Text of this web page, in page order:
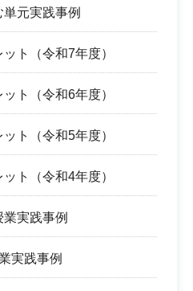
元実践事例
ト（令和7年度）
ト（令和6年度）
ト（令和5年度）
ト（令和4年度）
実践事例
実践事例